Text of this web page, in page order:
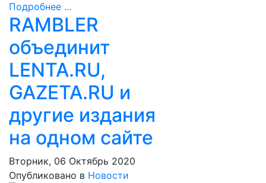
Подробнее ...
RAMBLER
объединит
LENTA.RU,
GAZETA.RU и
другие издания
на одном сайте
Вторник, 06 Октябрь 2020
Опубликовано в Новости